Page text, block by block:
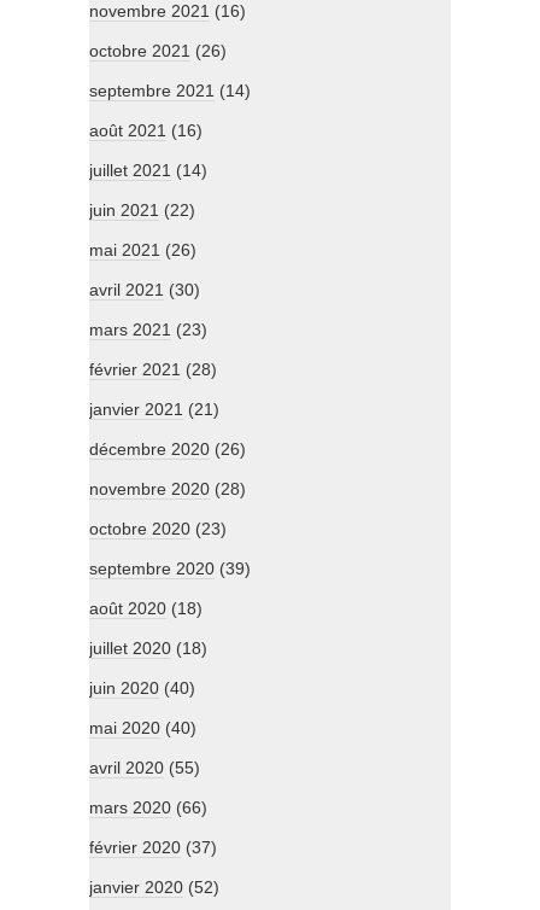
novembre 2021 (16)
octobre 2021 (26)
septembre 2021 (14)
août 2021 (16)
juillet 2021 (14)
juin 2021 (22)
mai 2021 (26)
avril 2021 (30)
mars 2021 (23)
février 2021 (28)
janvier 2021 (21)
décembre 2020 (26)
novembre 2020 (28)
octobre 2020 (23)
septembre 2020 (39)
août 2020 (18)
juillet 2020 (18)
juin 2020 (40)
mai 2020 (40)
avril 2020 (55)
mars 2020 (66)
février 2020 (37)
janvier 2020 (52)